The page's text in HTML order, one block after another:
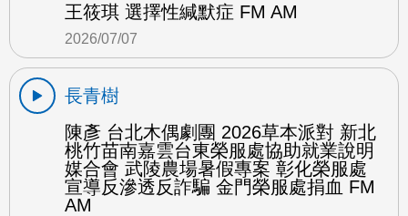
王筱琪 選擇性緘默症 FM AM
2026/07/07
長青樹
陳彥 台北木偶劇團 2026草本派對 新北
桃竹苗南嘉雲台東榮服處協助就業說明
媒合會 武陵農場暑假專案 彰化榮服處
宣導反滲透反詐騙 金門榮服處捐血 FM
AM